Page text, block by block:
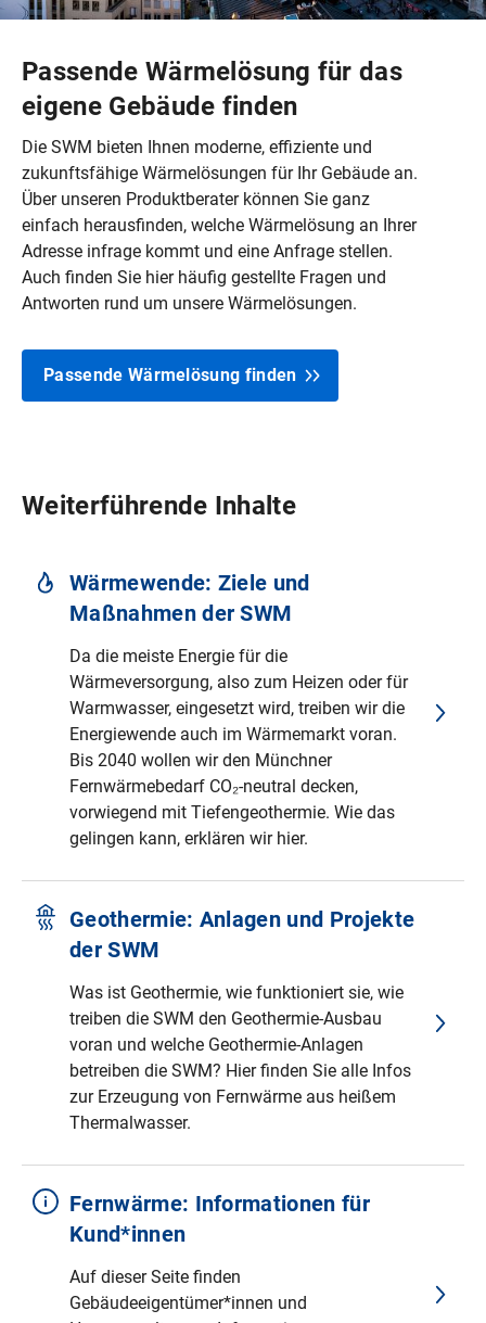
Passende Wärmelösung für das
eigene Gebäude finden
Die SWM bieten Ihnen moderne, effiziente und
zukunftsfähige Wärmelösungen für Ihr Gebäude an.
Über unseren Produktberater können Sie ganz
einfach herausfinden, welche Wärmelösung an Ihrer
Adresse infrage kommt und eine Anfrage stellen.
Auch finden Sie hier häufig gestellte Fragen und
Antworten rund um unsere Wärmelösungen.
Passende Wärmelösung finden
Weiterführende Inhalte
Wärmewende: Ziele und
Maßnahmen der SWM
Da die meiste Energie für die
Wärmeversorgung, also zum Heizen oder für
Warmwasser, eingesetzt wird, treiben wir die
Energiewende auch im Wärmemarkt voran.
Bis 2040 wollen wir den Münchner
Fernwärmebedarf CO₂-neutral decken,
vorwiegend mit Tiefengeothermie. Wie das
gelingen kann, erklären wir hier.
Geothermie: Anlagen und Projekte
der SWM
Was ist Geothermie, wie funktioniert sie, wie
treiben die SWM den Geothermie-Ausbau
voran und welche Geothermie-Anlagen
betreiben die SWM? Hier finden Sie alle Infos
zur Erzeugung von Fernwärme aus heißem
Thermalwasser.
Fernwärme: Informationen für
Kund*innen
Auf dieser Seite finden
Gebäudeeigentümer*innen und